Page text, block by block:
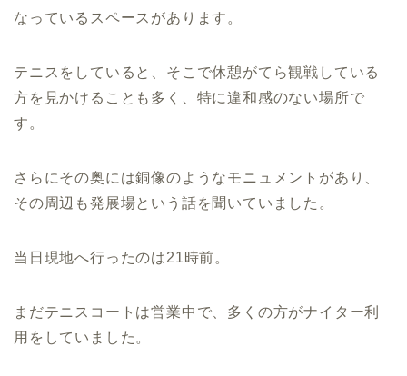
なっているスペースがあります。
テニスをしていると、そこで休憩がてら観戦している
方を見かけることも多く、特に違和感のない場所で
す。
さらにその奥には銅像のようなモニュメントがあり、
その周辺も発展場という話を聞いていました。
当日現地へ行ったのは21時前。
まだテニスコートは営業中で、多くの方がナイター利
用をしていました。